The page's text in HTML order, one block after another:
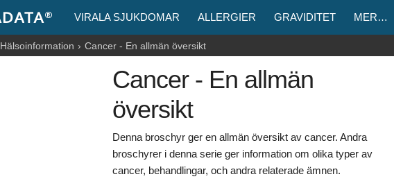
VIRALA SJUKDOMAR ALLERGIER GRAVIDITET MER…
Hälsoinformation Cancer - En allmän översikt
Cancer - En allmän
översikt
Denna broschyr ger en allmän översikt av cancer. Andra
broschyrer i denna serie ger information om olika typer av
cancer, behandlingar, och andra relaterade ämnen.